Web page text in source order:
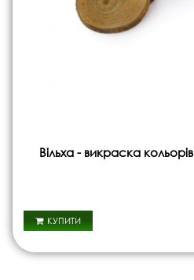
Вільха - викраска кольорів
КУПИТИ